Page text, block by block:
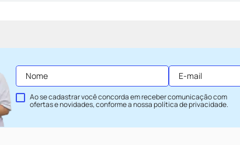
Ao se cadastrar você concorda em receber comunicação com
ofertas e novidades, conforme a nossapolítica de privacidade.